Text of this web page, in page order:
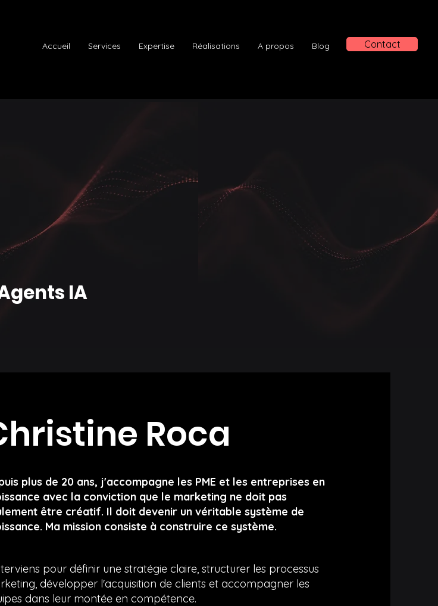
Accueil Services Expertise Réalisations A propos Blog Contact
IA
Roca
plus de 20 ans, j'accompagne les PME et les entreprises en
avec la conviction que le marketing ne doit pas
être créatif. Il doit devenir un véritable système de
Ma mission consiste à construire ce système.
pour définir une stratégie claire, structurer les processus
développer l'acquisition de clients et accompagner les
dans leur montée en compétence.